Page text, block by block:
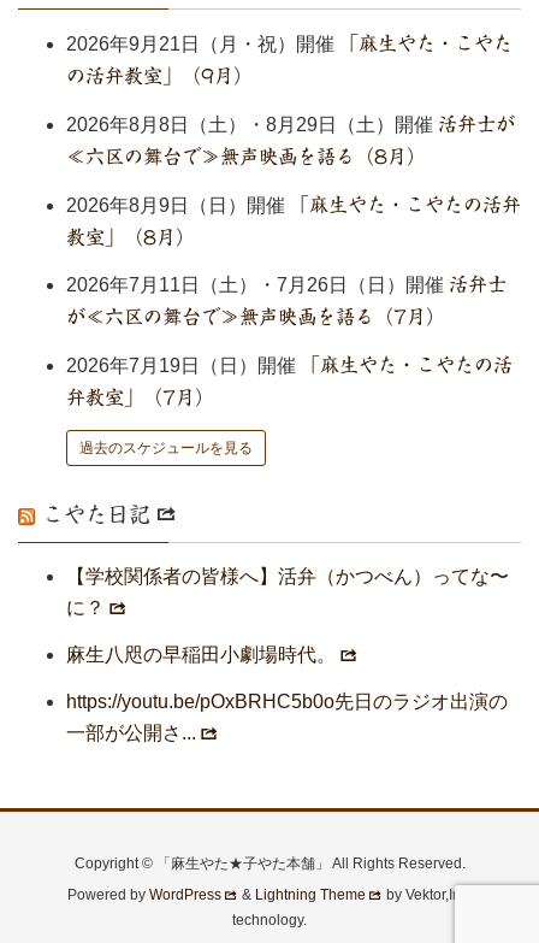
2026年9月21日（月・祝）開催
「麻生やた・こやた
の活弁教室」（9月）
2026年8月8日（土）・8月29日（土）開催 活弁士が
≪六区の舞台で≫無声映画を語る（8月）
2026年8月9日（日）開催
「麻生やた・こやたの活弁
教室」（8月）
2026年7月11日（土）・7月26日（日）開催 活弁士
が≪六区の舞台で≫無声映画を語る（7月）
2026年7月19日（日）開催
「麻生やた・こやたの活
弁教室」（7月）
過去のスケジュールを見る
こやた日記
【学校関係者の皆様へ】活弁（かつべん）ってな〜
に？
麻生八咫の早稲田小劇場時代。
https://youtu.be/pOxBRHC5b0o先日のラジオ出演の
一部が公開さ...
Copyright © 「麻生やた★子やた本舗」 All Rights Reserved.
Powered by WordPress & Lightning Theme
by Vektor,Inc.
technology.